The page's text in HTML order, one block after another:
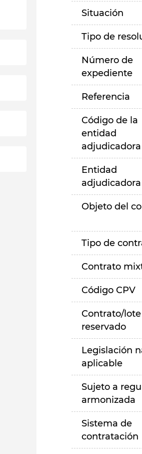
Situación
Tipo de
Número de
expediente
Referencia
Código de la
entidad
adjudicadora
Entidad
adjudicadora
Objeto del
Tipo de
Contrato
Código CPV
Contrato/lote
reservado
Legislación
aplicable
Sujeto a
armonizada
Sistema de
contratación